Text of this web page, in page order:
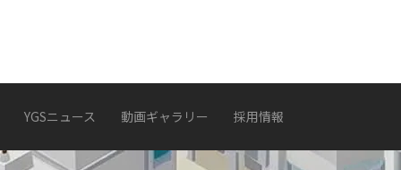
YGSニュース 動画ギャラリー 採用情報